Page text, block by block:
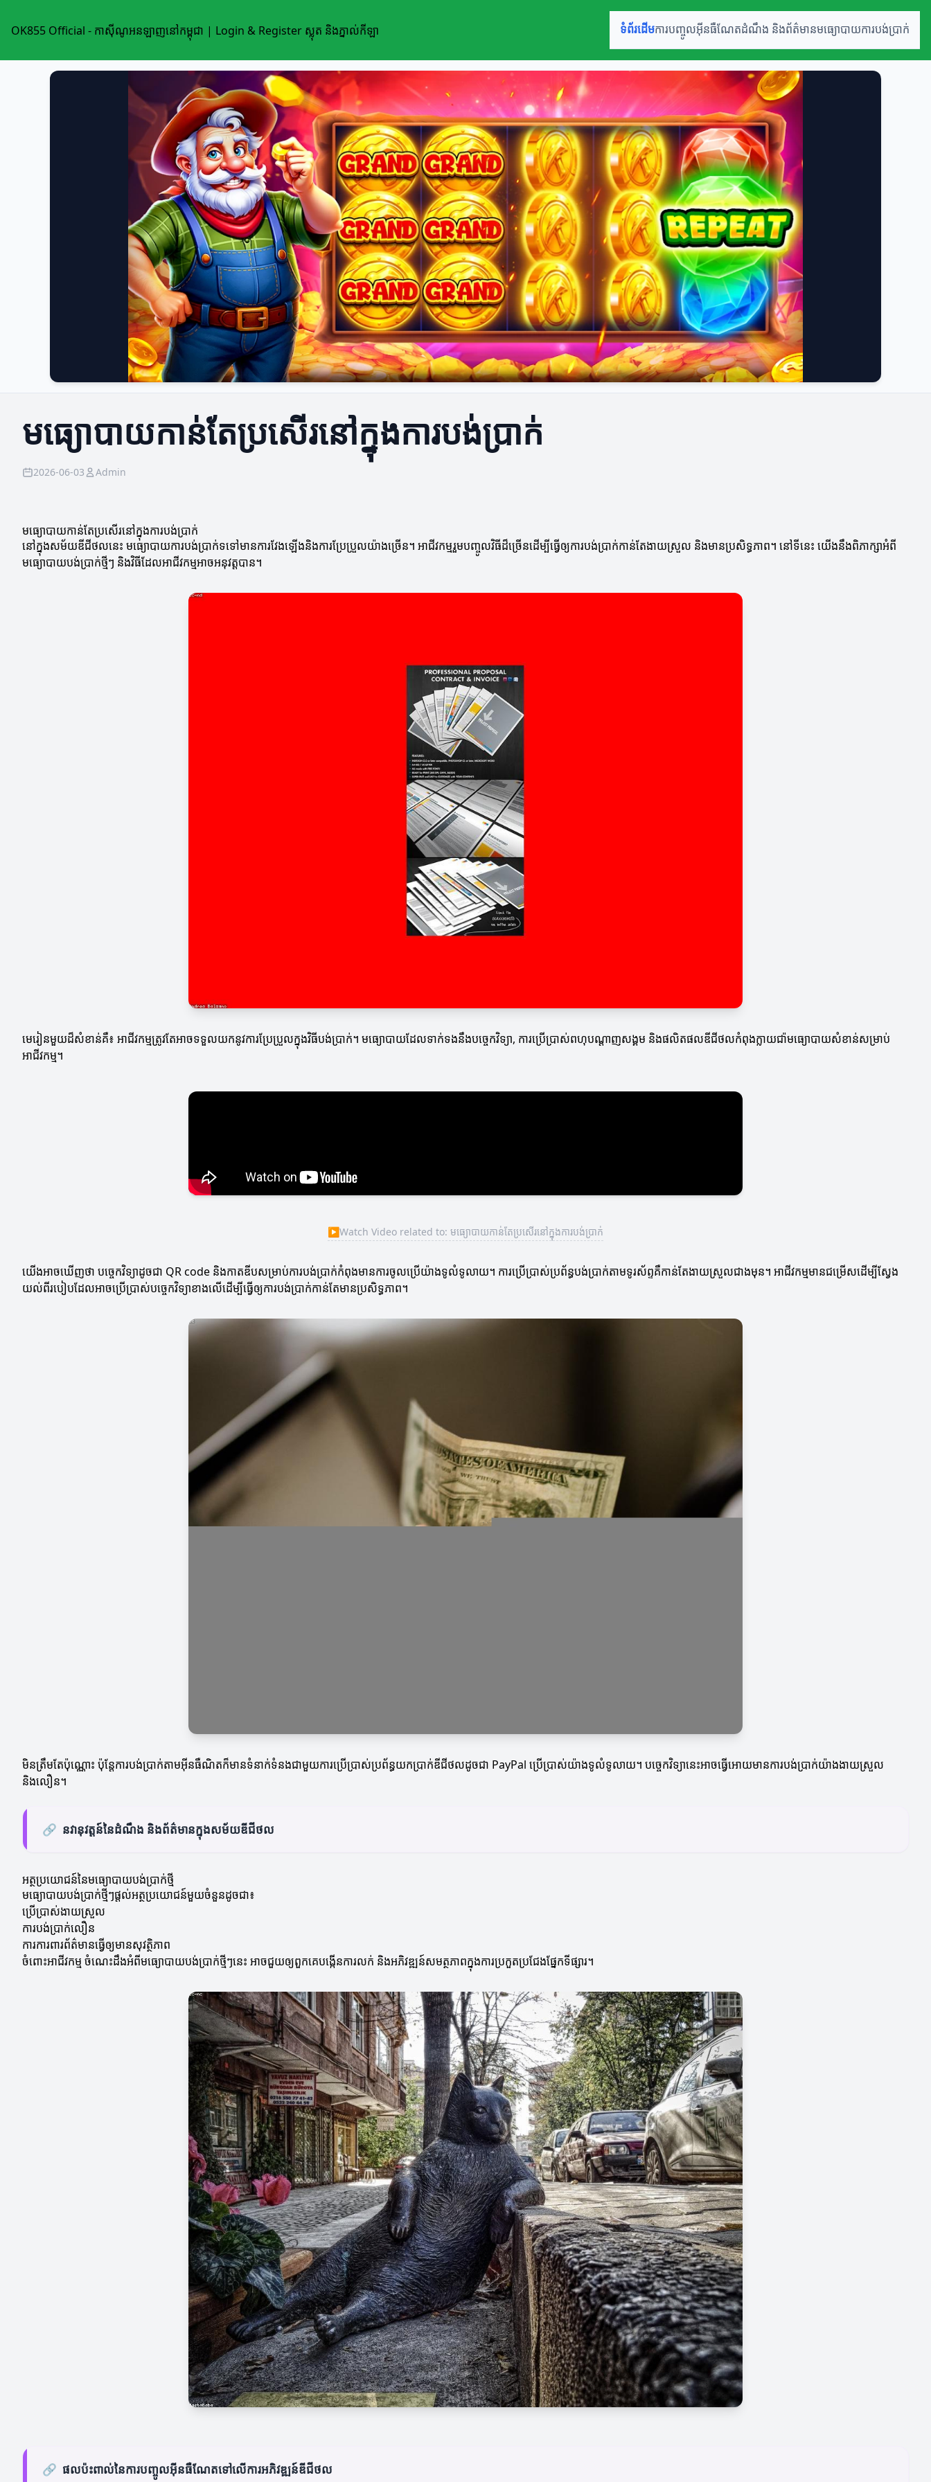
OK855 Official - កាស៊ីណូអនឡាញនៅកម្ពុជា | Login & Register ស្លុត និងភ្នាល់កីឡា ទំព័រដើមការបញ្ចូលអ៊ីនធឺណែតដំណឹង និងព័ត៌មានមធ្យោបាយការបង់ប្រាក់
មធ្យោបាយកាន់តែប្រសើរនៅក្នុងការបង់ប្រាក់
2026-06-03 Admin
មធ្យោបាយកាន់តែប្រសើរនៅក្នុងការបង់ប្រាក់
នៅក្នុងសម័យឌីជីថលនេះ មធ្យោបាយការបង់ប្រាក់ទទៅមានការវែងឡើងនិងការប្រែប្រួលយ៉ាងច្រើន។ អាជីវកម្មរួមបញ្ចូលវិធីដ៏ច្រើនដើម្បីធ្វើឲ្យការបង់ប្រាក់កាន់តែងាយស្រួល និងមានប្រសិទ្ធភាព។ នៅទីនេះ យើងនឹងពិភាក្សាអំពី
មធ្យោបាយបង់ប្រាក់ថ្មីៗ និងវិធីដែលអាជីវកម្មអាចអនុវត្តបាន។
មេរៀនមួយដ៏សំខាន់គឺ៖ អាជីវកម្មត្រូវតែអាចទទួលយកនូវការប្រែប្រួលក្នុងវិធីបង់ប្រាក់។ មធ្យោបាយដែលទាក់ទងនឹងបច្ចេកវិទ្យា, ការប្រើប្រាស់ពហុបណ្តាញសង្គម និងផលិតផលឌីជីថលកំពុងក្លាយជា៉មធ្យោបាយសំខាន់សម្រាប់
អាជីវកម្ម។
▶Watch Video related to: មធ្យោបាយកាន់តែប្រសើរនៅក្នុងការបង់ប្រាក់
យើងអាចឃើញថា បច្ចេកវិទ្យាដូចជា QR code និងកាតឌីបសម្រាប់ការបង់ប្រាក់កំពុងមានការចូលប្រើយ៉ាងទូលំទូលាយ។ ការប្រើប្រាស់ប្រព័ន្ធបង់ប្រាក់តាមទូរស័ព្ទគឺកាន់តែងាយស្រួលជាងមុន។ អាជីវកម្មមានជម្រើសដើម្បីស្វែង
យល់ពីរបៀបដែលអាចប្រើប្រាស់បច្ចេកវិទ្យាខាងលើដើម្បីធ្វើឲ្យការបង់ប្រាក់កាន់តែមានប្រសិទ្ធភាព។
មិនត្រឹមតែប៉ុណ្ណោះ ប៉ុន្តែការបង់ប្រាក់តាមអ៊ីនធឺណិតក៏មានទំនាក់ទំនងជាមួយការប្រើប្រាស់ប្រព័ន្ធយកប្រាក់ឌីជីថលដូចជា PayPal ប្រើប្រាស់យ៉ាងទូលំទូលាយ។ បច្ចេកវិទ្យានេះអាចធ្វើអោយមានការបង់ប្រាក់យ៉ាងងាយស្រួល
និងលឿន។
🔗 នវានុវត្តន៍នៃដំណឹង និងព័ត៌មានក្នុងសម័យឌីជីថល
អត្ថប្រយោជន៍នៃមធ្យោបាយបង់ប្រាក់ថ្មី
មធ្យោបាយបង់ប្រាក់ថ្មីៗផ្តល់អត្ថប្រយោជន៍មួយចំនួនដូចជា៖
ប្រើប្រាស់ងាយស្រួល
ការបង់ប្រាក់លឿន
ការការពារព័ត៌មានធ្វើឲ្យមានសុវត្ថិភាព
ចំពោះអាជីវកម្ម ចំណេះដឹងអំពីមធ្យោបាយបង់ប្រាក់ថ្មីៗនេះ អាចជួយឲ្យពួកគេបង្កើនការលក់ និងអភិវឌ្ឍន៍សមត្ថភាពក្នុងការប្រកួតប្រជែងផ្នែកទីផ្សារ។
🔗 ផលប៉ះពាល់នៃការបញ្ចូលអ៊ីនធឺណែតទៅលើការអភិវឌ្ឍន៍ឌីជីថល